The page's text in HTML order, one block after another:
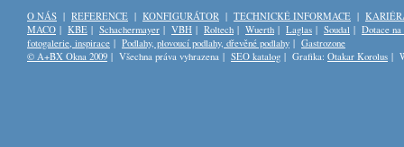
O NÁS | REFERENCE | KONFIGURÁTOR | TECHNICKÉ INFORMACE |
MACO | KBE | Schachermayer | VBH | Roltech | Wuerth | Laglas | Soudal | Dotace na
fotogalerie, inspirace | Podlahy, plovoucí podlahy, dřevěné podlahy | Gastrozone
© A+BX Okna 2009 | Všechna práva vyhrazena | SEO katalog | Grafika: Otakar Korolus |